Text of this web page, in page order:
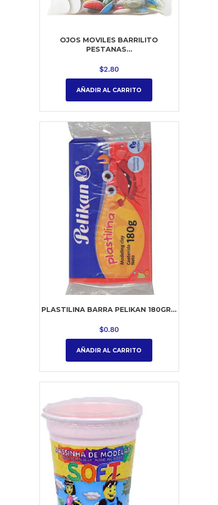
OJOS MOVILES BARRILITO
PESTANAS...
$2.80
AÑADIR AL CARRITO
PLASTILINA BARRA PELIKAN 180GR...
$0.80
AÑADIR AL CARRITO